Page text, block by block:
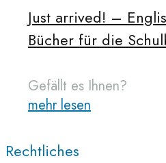
Just arrived! –
Bücher für die
Gefällt es Ihnen?
mehr lesen
Rechtliches